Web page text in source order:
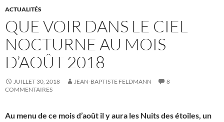
ACTUALITÉS
QUE VOIR DANS LE CIEL
NOCTURNE AU MOIS
D’AOÛT 2018
JUILLET 30, 2018 JEAN-BAPTISTE FELDMANN
8
COMMENTAIRES
Au menu de ce mois d’août il y aura les Nuits des étoiles, un